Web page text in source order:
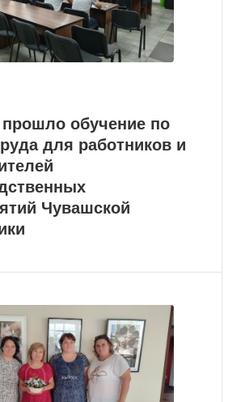
обучение по
для работников и
Чувашской